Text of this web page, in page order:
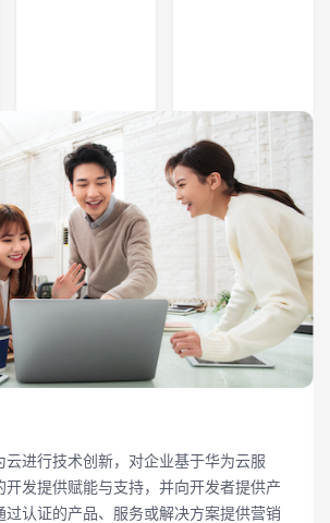
云进行技术创新，对企业基于华为云服
开发提供赋能与支持，并向开发者提供产
过认证的产品、服务或解决方案提供营销